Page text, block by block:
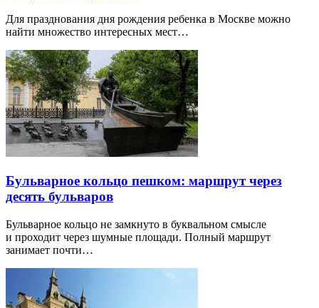
Для празднования дня рождения ребенка в Москве можно
найти множество интересных мест…
Бульварное кольцо пешком: маршрут через
десять бульваров
Бульварное кольцо не замкнуто в буквальном смысле
и проходит через шумные площади. Полный маршрут
занимает почти…